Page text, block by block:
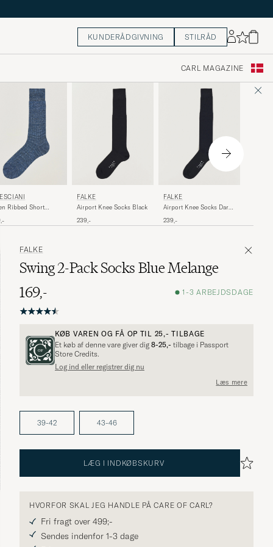
KUNDERÅDGIVNING STILRÅD
CARL MAGAZINE
Ribbed Short
FALKE
Airport Knee Socks Black
239,-
FALKE
Airport Knee Socks Dark
239,-
Flere alternativer?
UDFORSK LIGNENDE PRODUKTER
FALKE
Swing 2-Pack Socks Blue Melange
169,-
1-3 ARBEJDSDAGE
KØB VAREN OG FÅ OP TIL 25,- TILBAGE
Et køb af denne vare giver dig 8-25,- tilbage i Passport
Store Credits.
Log ind eller registrer dig nu
Læs mere
39-42 43-46
LÆG I INDKØBSKURV
HVORFOR SKAL JEG HANDLE PÅ CARE OF CARL?
Fri fragt over 499;-
Sendes indenfor 1-3 dage